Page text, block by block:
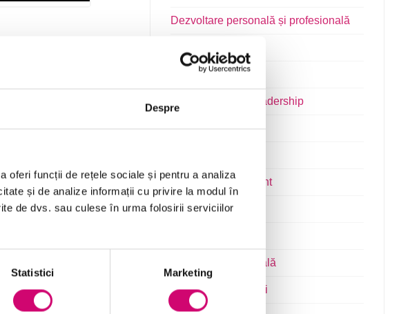
Despre
oferi funcții de rețele sociale și pentru a analiza
și de analize informații cu privire la modul în
de dvs. sau culese în urma folosirii serviciilor
Statistici Marketing
a
vei
și
cum să
Dezvoltare personală și profesională
Limba Engleză
Management și Leadership
Marketing
Project Management
Resurse Umane
Transformare Digitală
Vânzări și negocieri